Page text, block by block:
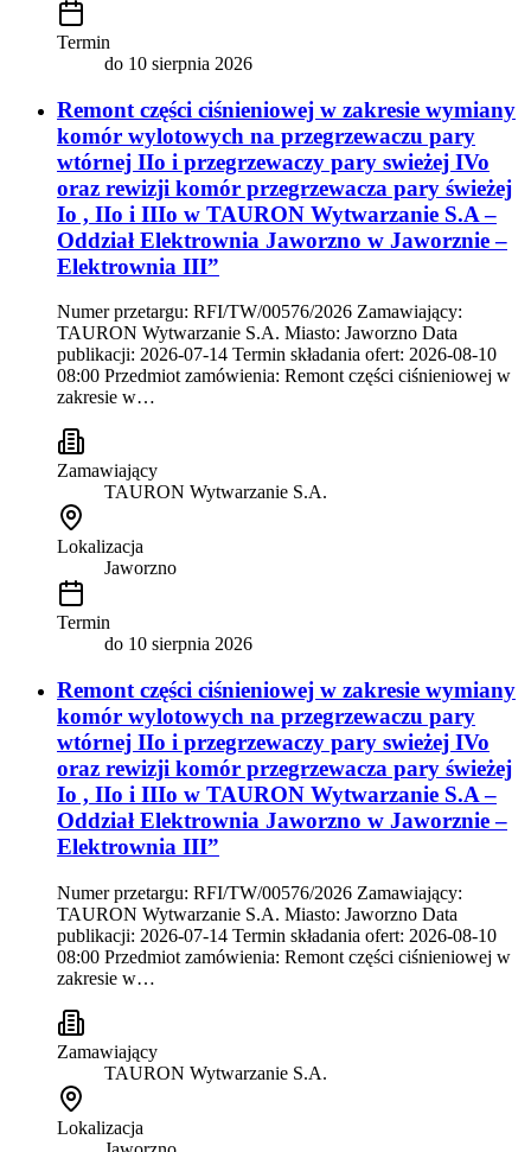
Termin
do 10 sierpnia 2026
Remont części ciśnieniowej w zakresie wymiany
komór wylotowych na przegrzewaczu pary
wtórnej IIo i przegrzewaczy pary swieżej IVo
oraz rewizji komór przegrzewacza pary świeżej
Io , IIo i IIIo w TAURON Wytwarzanie S.A –
Oddział Elektrownia Jaworzno w Jaworznie –
Elektrownia III”
Numer przetargu: RFI/TW/00576/2026 Zamawiający:
TAURON Wytwarzanie S.A. Miasto: Jaworzno Data
publikacji: 2026-07-14 Termin składania ofert: 2026-08-10
08:00 Przedmiot zamówienia: Remont części ciśnieniowej w
zakresie w…
Zamawiający
TAURON Wytwarzanie S.A.
Lokalizacja
Jaworzno
Termin
do 10 sierpnia 2026
Remont części ciśnieniowej w zakresie wymiany
komór wylotowych na przegrzewaczu pary
wtórnej IIo i przegrzewaczy pary swieżej IVo
oraz rewizji komór przegrzewacza pary świeżej
Io , IIo i IIIo w TAURON Wytwarzanie S.A –
Oddział Elektrownia Jaworzno w Jaworznie –
Elektrownia III”
Numer przetargu: RFI/TW/00576/2026 Zamawiający:
TAURON Wytwarzanie S.A. Miasto: Jaworzno Data
publikacji: 2026-07-14 Termin składania ofert: 2026-08-10
08:00 Przedmiot zamówienia: Remont części ciśnieniowej w
zakresie w…
Zamawiający
TAURON Wytwarzanie S.A.
Lokalizacja